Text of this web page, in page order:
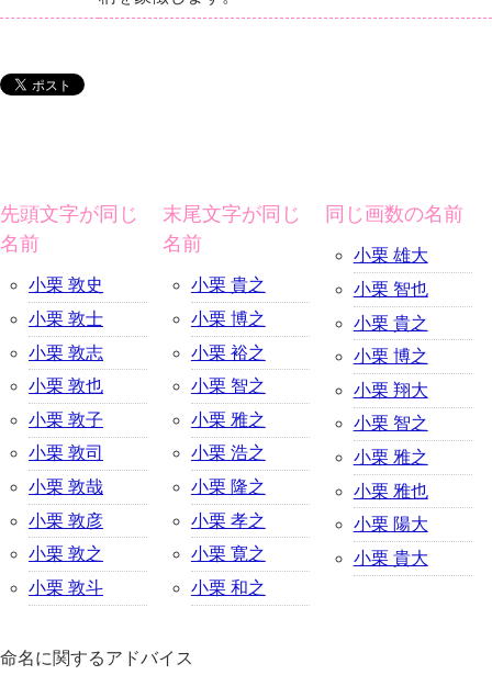
先頭文字が同じ
名前
小栗 敦史
小栗 敦士
小栗 敦志
小栗 敦也
小栗 敦子
小栗 敦司
小栗 敦哉
小栗 敦彦
小栗 敦之
小栗 敦斗
末尾文字が同じ
名前
小栗 貴之
小栗 博之
小栗 裕之
小栗 智之
小栗 雅之
小栗 浩之
小栗 隆之
小栗 孝之
小栗 寛之
小栗 和之
同じ画数の名前
小栗 雄大
小栗 智也
小栗 貴之
小栗 博之
小栗 翔大
小栗 智之
小栗 雅之
小栗 雅也
小栗 陽大
小栗 貴大
命名に関するアドバイス